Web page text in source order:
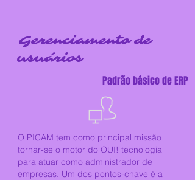
Gerenciamento de
usuários
Padrão básico de ERP
O PICAM tem como principal missão
tornar-se o motor do OUI! tecnologia
para atuar como administrador de
empresas. Um dos pontos-chave é a